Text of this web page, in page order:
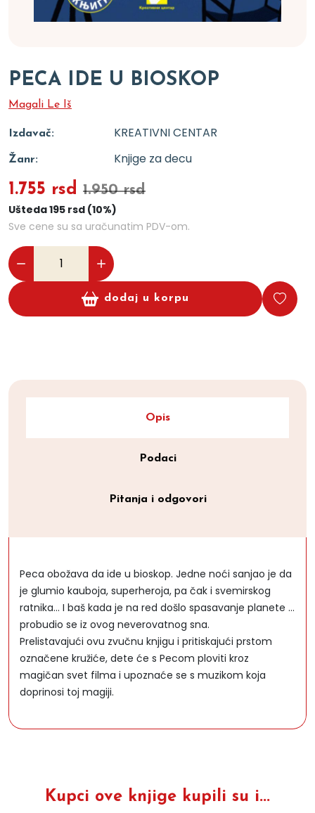
PECA IDE U BIOSKOP
Magali Le Iš
Izdavač: KREATIVNI CENTAR
Žanr: Knjige za decu
1.755 rsd 1.950 rsd
Ušteda 195 rsd (10%)
Sve cene su sa uračunatim PDV-om.
dodaj u korpu
Opis
Podaci
Pitanja i odgovori
Peca obožava da ide u bioskop. Jedne noći sanjao je da
je glumio kauboja, superheroja, pa čak i svemirskog
ratnika... I baš kada je na red došlo spasavanje planete ...
probudio se iz ovog neverovatnog sna.
Prelistavajući ovu zvučnu knjigu i pritiskajući prstom
označene kružiće, dete će s Pecom ploviti kroz
magičan svet filma i upoznaće se s muzikom koja
doprinosi toj magiji.
Kupci ove knjige kupili su i...